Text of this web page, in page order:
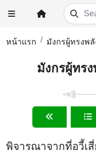
หน้าแรก มังกรผู้ทรงพลั
มังกรผู้ทร
พิจารณาจากที่อวี้เสี่